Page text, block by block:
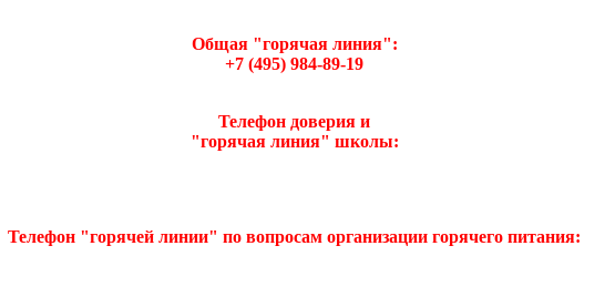
Общая "горячая линия":
+7 (495) 984-89-19
Телефон доверия и
"горячая линия" школы:
Телефон "горячей линии" по вопросам организации горячего питания: